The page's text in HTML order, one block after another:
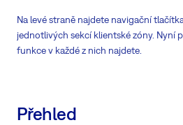
Na levé straně najdete navigační
jednotlivých sekcí klientské zóny. Nyní
funkce v každé z nich najdete.
Přehled